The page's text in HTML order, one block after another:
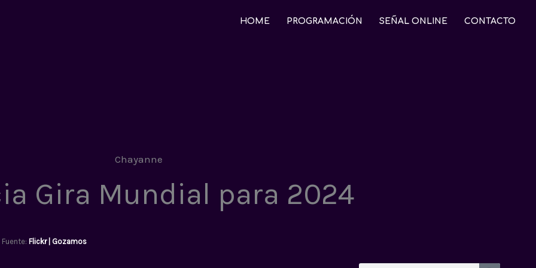
HOME PROGRAMACIÓN SEÑAL ONLINE CONTACTO
Gira Mundial para 2024
Fuente: Flickr | Gozamos